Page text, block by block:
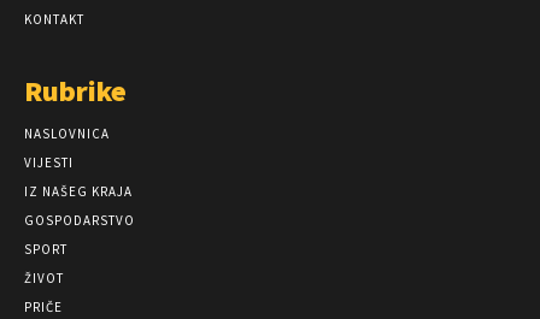
KONTAKT
Rubrike
NASLOVNICA
VIJESTI
IZ NAŠEG KRAJA
GOSPODARSTVO
SPORT
ŽIVOT
PRIČE